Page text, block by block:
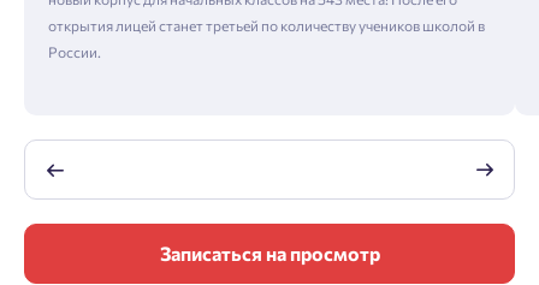
открытия лицей станет третьей по количеству учеников школой в
России.
Записаться на просмотр